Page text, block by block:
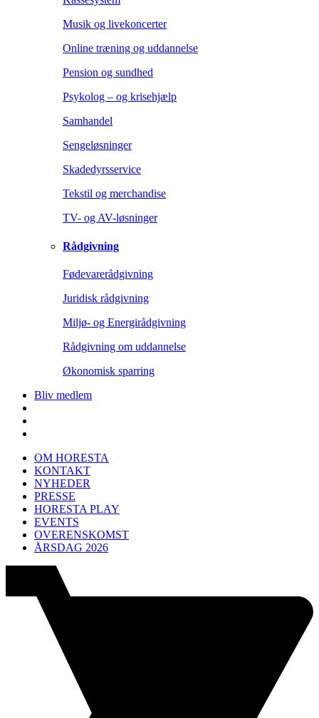
Musik og livekoncerter
Online træning og uddannelse
Pension og sundhed
Psykolog – og krisehjælp
Samhandel
Sengeløsninger
Skadedyrsservice
Tekstil og merchandise
TV- og AV-løsninger
Rådgivning
Fødevarerådgivning
Juridisk rådgivning
Miljø- og Energirådgivning
Rådgivning om uddannelse
Økonomisk sparring
Bliv medlem
OM HORESTA
KONTAKT
NYHEDER
PRESSE
HORESTA PLAY
EVENTS
OVERENSKOMST
ÅRSDAG 2026